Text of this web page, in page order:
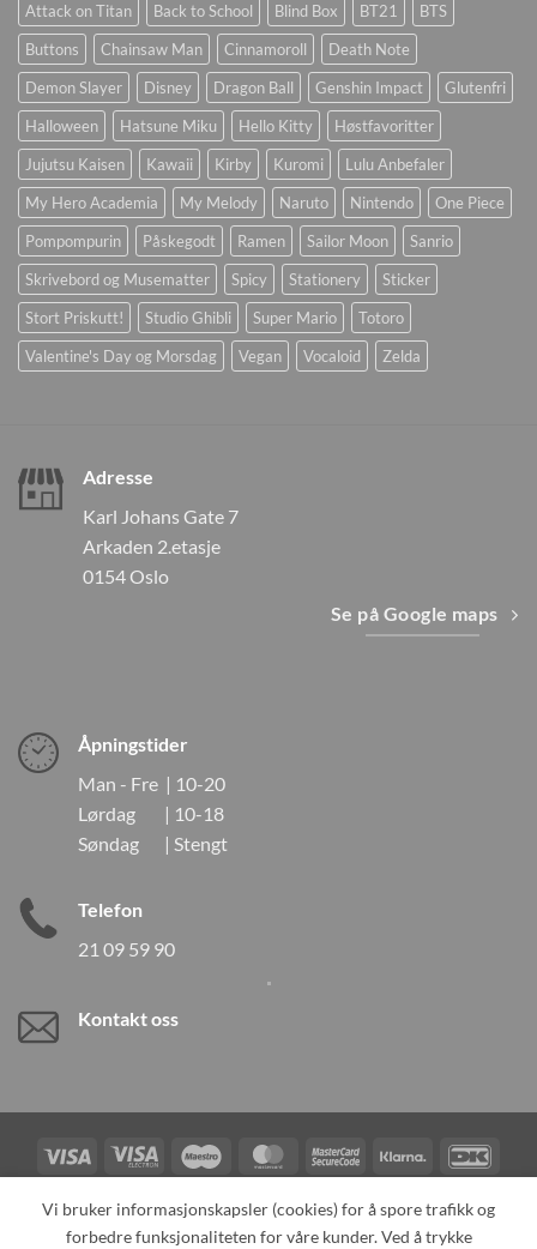
Attack on Titan Back to School Blind Box BT21
BTS
Buttons
Chainsaw Man Cinnamoroll
Death Note
Demon Slayer
Disney Dragon Ball Genshin Impact
Glutenfri
Halloween
Hatsune Miku Hello Kitty
Høstfavoritter
Jujutsu Kaisen
Kawaii Kirby Kuromi
Lulu Anbefaler
My Hero Academia
My Melody Naruto Nintendo
One Piece
Pompompurin
Påskegodt Ramen Sailor Moon
Sanrio
Skrivebord og Musematter
Spicy Stationery
Sticker
Stort Priskutt!
Studio Ghibli Super Mario
Totoro
Valentine's Day og Morsdag
Vegan Vocaloid Zelda
Adresse
Karl Johans Gate 7
Arkaden 2.etasje
0154 Oslo
Se på Google maps
Åpningstider
Man - Fre | 10-20
Lørdag | 10-18
Søndag | Stengt
Telefon
21 09 59 90
Kontakt oss
Visa
Visa
Electron
Maestro MasterCardMasterCard
2
Klarna
Card
TILBAKEKALLINGER KONTAKT OSS OM OSS
Vi bruker informasjonskapsler (cookies) for å spore trafikk og
forbedre funksjonaliteten for våre kunder. Ved å trykke